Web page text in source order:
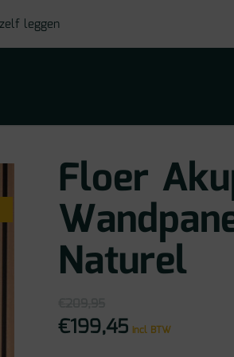
leggen
Floer
Naturel
Oorspronkelijke
€199,45Huidige
incl BTW